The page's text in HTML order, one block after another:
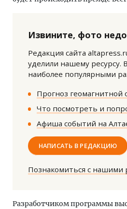
Извините, фото
Редакция сайта
уделили нашему ресурсу.
наиболее популярными
Прогноз геомагнитной
Что посмотреть и
Афиша событий на
НАПИСАТЬ В РЕДАКЦИЮ
Познакомиться с нашими
Разработчиком программы
Смелость архитектурных идей.
Генеральный директор компании
ЗИАС — об эстетике городов,
трендах в фасадах и развитии рынка
СТРОИТЕЛЬСТВО